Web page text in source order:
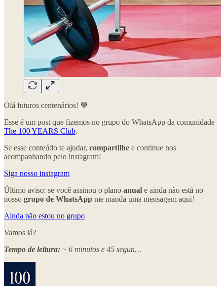
Olá futuros centenários! 💙
Esse é um post que fizemos no grupo do WhatsApp da comunidade
The 100 YEARS Club.
Se esse conteúdo te ajudar, compartilhe e continue nos
acompanhando pelo instagram!
Siga nosso instagram
Último aviso: se você assinou o plano anual e ainda não está no
nosso grupo de WhatsApp me manda uma mensagem aqui!
Ainda não estou no grupo
Vamos lá?
Tempo de leitura: ~ 6 minutos e 45 segun…